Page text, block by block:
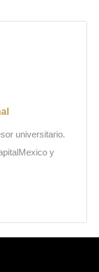
universitario.
y